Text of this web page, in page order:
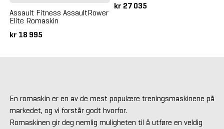
Assault Fitness AssaultRower
Elite Romaskin
kr 18 995
kr 27 035
En romaskin er en av de mest populære treningsmaskinene på
markedet, og vi forstår godt hvorfor.
Romaskinen gir deg nemlig muligheten til å utføre en veldig